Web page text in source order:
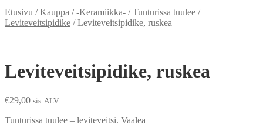
Etusivu /Kauppa /-Keramiikka- /Tunturissa tuulee /
Leviteveitsipidike /Leviteveitsipidike, ruskea
Leviteveitsipidike, ruskea
€29,00 sis. ALV
Tunturissa tuulee – leviteveitsi. Vaalea